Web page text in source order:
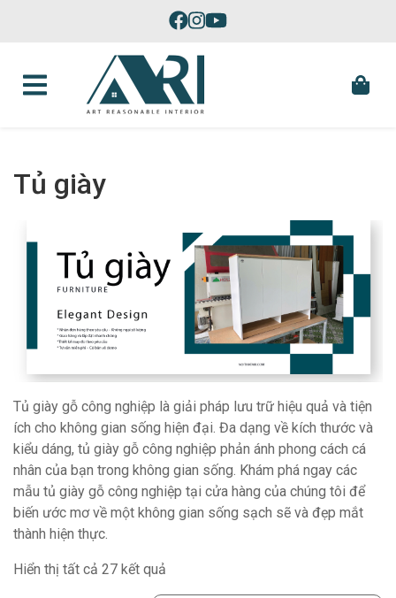
Sản Xuất Đồ Nội Thất Theo Yêu Cầu Tại Phú Yên
Tủ giày
Tủ giày gỗ công nghiệp là giải pháp lưu trữ hiệu quả và tiện
ích cho không gian sống hiện đại. Đa dạng về kích thước và
kiểu dáng, tủ giày gỗ công nghiệp phản ánh phong cách cá
nhân của bạn trong không gian sống. Khám phá ngay các
mẫu tủ giày gỗ công nghiệp tại cửa hàng của chúng tôi để
biến ước mơ về một không gian sống sạch sẽ và đẹp mắt
thành hiện thực.
Hiển thị tất cả 27 kết quả